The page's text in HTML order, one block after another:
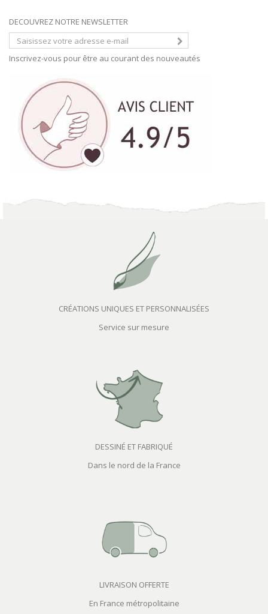
DECOUVREZ NOTRE NEWSLETTER
Inscrivez-vous pour être au courant des nouveautés
CRÉATIONS UNIQUES ET PERSONNALISÉES
Service sur mesure
DESSINÉ ET FABRIQUÉ
Dans le nord de la France
LIVRAISON OFFERTE
En France métropolitaine